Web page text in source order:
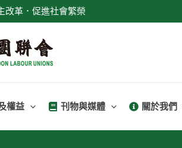
改革．促進社會繁榮
權益 刊物與媒體 關於我們